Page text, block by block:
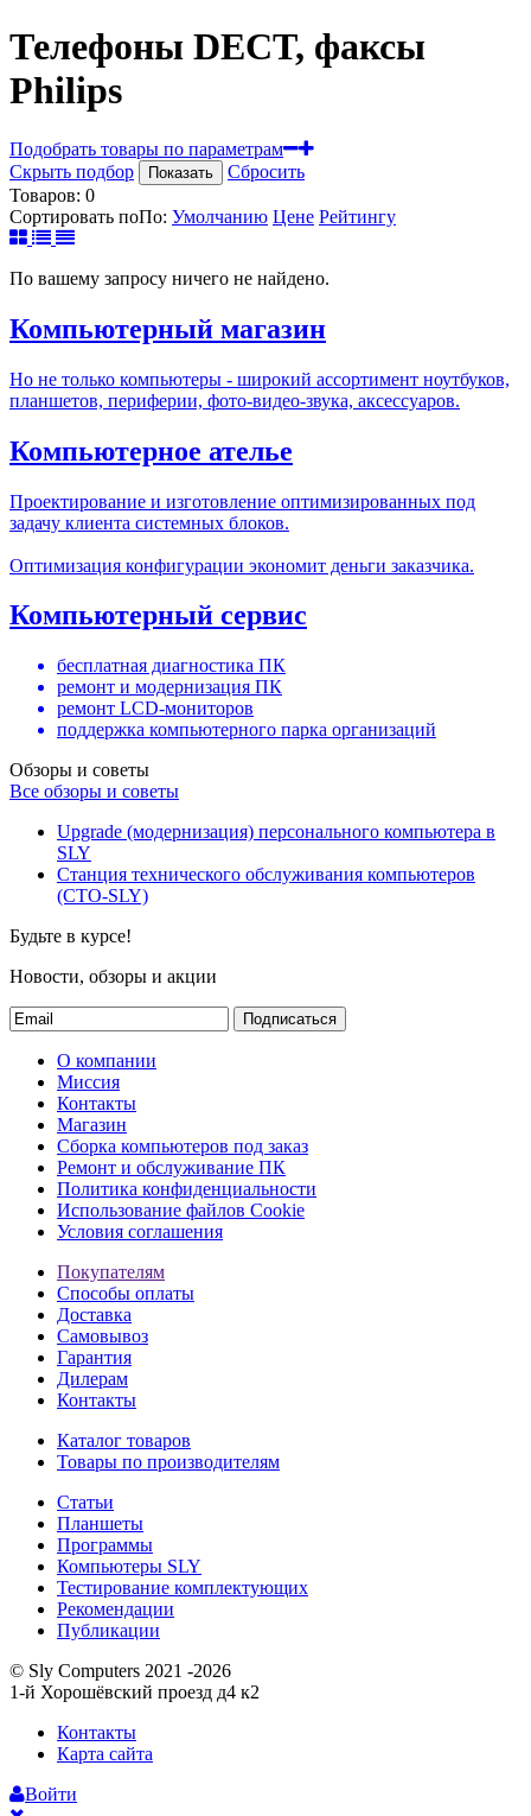
Телефоны DECT, факсы
Philips
Подобрать товары по параметрам
Скрыть подбор
Показать
Сбросить
Товаров: 0
Сортировать поПо: Умолчанию Цене Рейтингу
По вашему запросу ничего не найдено.
Компьютерный магазин
Но не только компьютеры - широкий ассортимент ноутбуков,
планшетов, периферии, фото-видео-звука, аксессуаров.
Компьютерное ателье
Проектирование и изготовление оптимизированных под
задачу клиента системных блоков.
Оптимизация конфигурации экономит деньги заказчика.
Компьютерный сервис
бесплатная диагностика ПК
ремонт и модернизация ПК
ремонт LCD-мониторов
поддержка компьютерного парка организаций
Обзоры и советы
Все обзоры и советы
Upgrade (модернизация) персонального компьютера в
SLY
Станция технического обслуживания компьютеров
(СТО-SLY)
Будьте в курсе!
Новости, обзоры и акции
Подписаться
О компании
Миссия
Контакты
Магазин
Сборка компьютеров под заказ
Ремонт и обслуживание ПК
Политика конфиденциальности
Использование файлов Cookie
Условия соглашения
Покупателям
Способы оплаты
Доставка
Самовывоз
Гарантия
Дилерам
Контакты
Каталог товаров
Товары по производителям
Статьи
Планшеты
Программы
Компьютеры SLY
Тестирование комплектующих
Рекомендации
Публикации
© Sly Computers 2021 -2026
1-й Хорошёвский проезд д4 к2
Контакты
Карта сайта
Войти